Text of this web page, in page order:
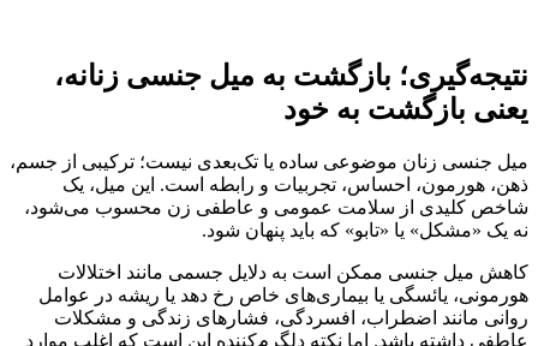
نتیجه‌گیری؛ بازگشت به میل جنسی زنانه،
یعنی بازگشت به خود
میل جنسی زنان موضوعی ساده یا تک‌بعدی نیست؛ ترکیبی از جسم،
ذهن، هورمون، احساس، تجربیات و رابطه است. این میل، یک
شاخص کلیدی از سلامت عمومی و عاطفی زن محسوب می‌شود،
نه یک «مشکل» یا «تابو» که باید پنهان شود.
کاهش میل جنسی ممکن است به دلایل جسمی مانند اختلالات
هورمونی، یائسگی یا بیماری‌های خاص رخ دهد یا ریشه در عوامل
روانی مانند اضطراب، افسردگی، فشارهای زندگی و مشکلات
عاطفی داشته باشد. اما نکته دلگرم‌کننده این است که اغلب موارد